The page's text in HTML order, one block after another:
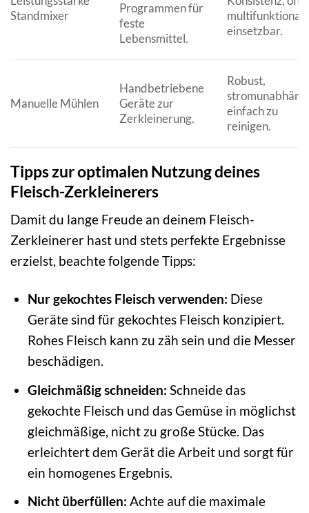
Standmixer
Programmen für
feste
Lebensmittel.
multifunktional
einsetzbar.
Manuelle Mühlen
Handbetriebene
Geräte zur
Zerkleinerung.
Robust,
einfach zu
reinigen.
Tipps zur optimalen Nutzung deines
Fleisch-Zerkleinerers
Damit du lange Freude an deinem Fleisch-
Zerkleinerer hast und stets perfekte Ergebnisse
erzielst, beachte folgende Tipps:
Nur gekochtes Fleisch verwenden: Diese
Geräte sind für gekochtes Fleisch konzipiert.
Rohes Fleisch kann zu zäh sein und die Messer
beschädigen.
Gleichmäßig schneiden: Schneide das
gekochte Fleisch und das Gemüse in möglichst
gleichmäßige, nicht zu große Stücke. Das
erleichtert dem Gerät die Arbeit und sorgt für
ein homogenes Ergebnis.
Nicht überfüllen: Achte auf die maximale